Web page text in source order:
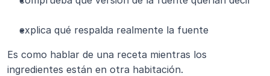
explica qué respalda realmente la fuente
Es como hablar de una receta mientras los
ingredientes están en otra habitación.